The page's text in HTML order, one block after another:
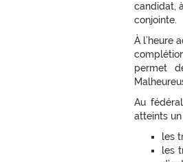
candidat,
conjointe.
À l’heure
permet
Au
atteints
les
les